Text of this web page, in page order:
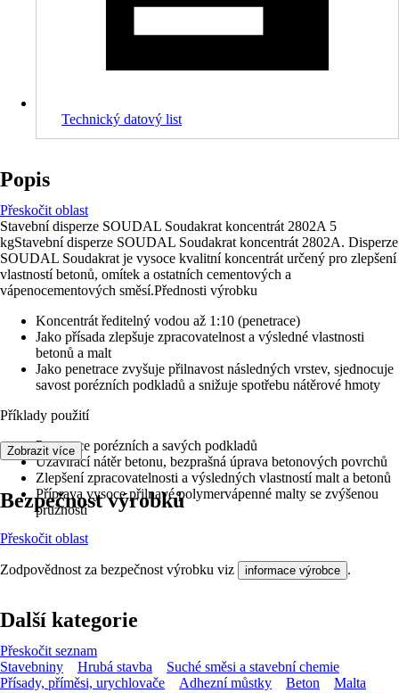
Technický datový list
Popis
Přeskočit oblast
Stavební disperze SOUDAL Soudakrat koncentrát 2802A 5
kgStavební disperze SOUDAL Soudakrat koncentrát 2802A. Disperze
SOUDAL Soudakrat je vysoce kvalitní koncentrát určený pro zlepšení
vlastností betonů, omítek a ostatních cementových a
vápenocementových směsí.Přednosti výrobku
Koncentrát ředitelný vodou až 1:10 (penetrace)
Jako přísada zlepšuje zpracovatelnost a výsledné vlastnosti
betonů a malt
Jako penetrace zvyšuje přilnavost následných vrstev, sjednocuje
savost porézních podkladů a snižuje spotřebu nátěrové hmoty
Příklady použití
Penetrace porézních a savých podkladů
Uzavírací nátěr betonu, bezprašná úprava betonových povrchů
Zlepšení zpracovatelnosti a výsledných vlastností malt a betonů
Příprava vysoce přilnavé polymervápenné malty se zvýšenou
pružností
Zobrazit více
Bezpečnost výrobků
Přeskočit oblast
Zodpovědnost za bezpečnost výrobku viz informace výrobce .
Další kategorie
Přeskočit seznam
Stavebniny
Hrubá stavba
Suché směsi a stavební chemie
Přísady, příměsi, urychlovače
Adhezní můstky Beton
Malta